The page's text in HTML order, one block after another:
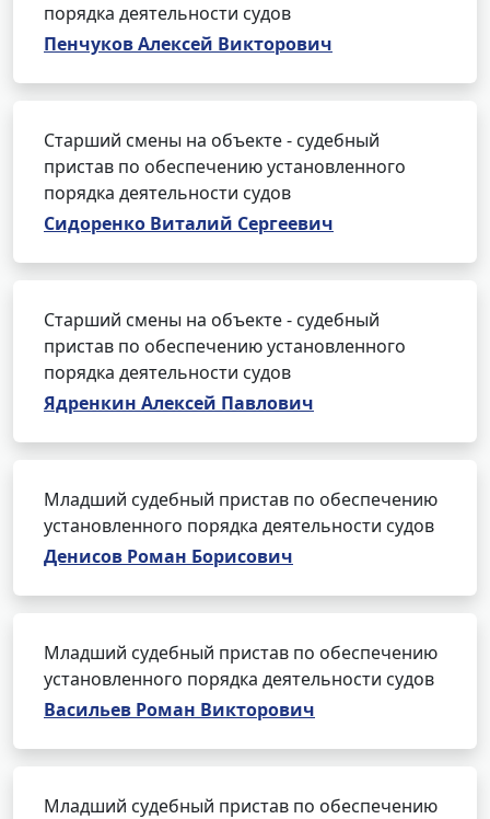
порядка деятельности судов
Пенчуков Алексей Викторович
Старший смены на объекте - судебный
пристав по обеспечению установленного
порядка деятельности судов
Сидоренко Виталий Сергеевич
Старший смены на объекте - судебный
пристав по обеспечению установленного
порядка деятельности судов
Ядренкин Алексей Павлович
Младший судебный пристав по обеспечению
установленного порядка деятельности судов
Денисов Роман Борисович
Младший судебный пристав по обеспечению
установленного порядка деятельности судов
Васильев Роман Викторович
Младший судебный пристав по обеспечению